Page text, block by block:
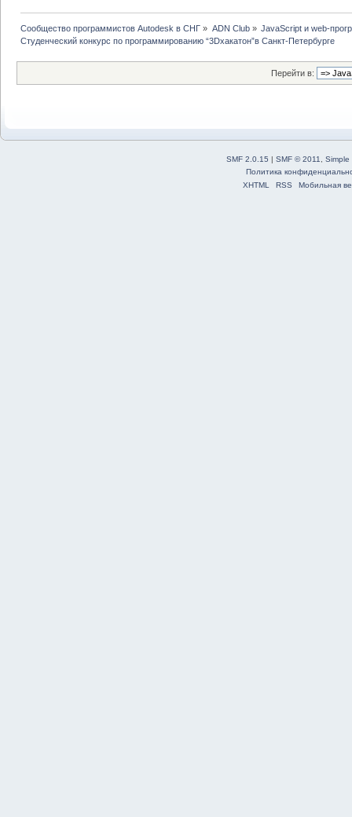
Сообщество программистов Autodesk в СНГ » ADN Club» JavaScript и web-
Студенческий конкурс по программированию “3Dхакатон”в Санкт-Петербурге
Перейти в:
SMF 2.0.15 | SMF © 2011
Simple
Политика
XHTML
RSS Мобильная